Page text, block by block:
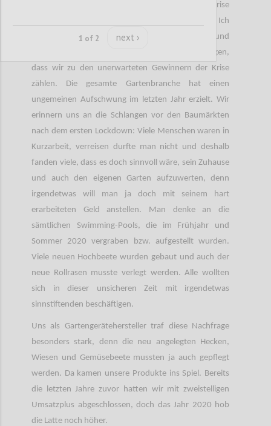
produzierende Unternehmen getroffen. Wie jede Krise
hat dies zu Gewinnern und Verlierern geführt. Ich
arbeite bei einem weltweit tätigen Forst- und
Gartengerätehersteller und kann deshalb bestätigen,
dass wir zu den unerwarteten Gewinnern der Krise
zählen. Die gesamte Gartenbranche hat einen
ungemeinen Aufschwung im letzten Jahr erzielt. Wir
erinnern uns an die Schlangen vor den Baumärkten
nach dem ersten Lockdown: Viele Menschen waren in
Kurzarbeit, verreisen durfte man nicht und deshalb
fanden viele, dass es doch sinnvoll wäre, sein Zuhause
und auch den eigenen Garten aufzuwerten, denn
irgendetwas will man ja doch mit seinem hart
erarbeiteten Geld anstellen. Man denke an die
sämtlichen Swimming-Pools, die im Frühjahr und
Sommer 2020 vergraben bzw. aufgestellt wurden.
Viele neuen Hochbeete wurden gebaut und auch der
neue Rollrasen musste verlegt werden. Alle wollten
sich in dieser unsicheren Zeit mit irgendetwas
sinnstiftenden beschäftigen.
Uns als Gartengerätehersteller traf diese Nachfrage
besonders stark, denn die neu angelegten Hecken,
Wiesen und Gemüsebeete mussten ja auch gepflegt
werden. Da kamen unsere Produkte ins Spiel. Bereits
die letzten Jahre zuvor hatten wir mit zweistelligen
Umsatzplus abgeschlossen, doch das Jahr 2020 hob
die Latte noch höher.
1 of 2 next ›